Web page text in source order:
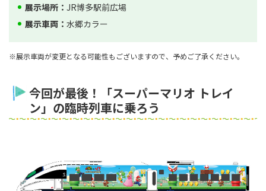
展示場所： JR博多駅前広場
展示車両： 水郷カラー
※展示車両が変更となる可能性もございますので、予めご了承ください。
今回が最後！「スーパーマリオ トレイ
ン」の臨時列車に乗ろう